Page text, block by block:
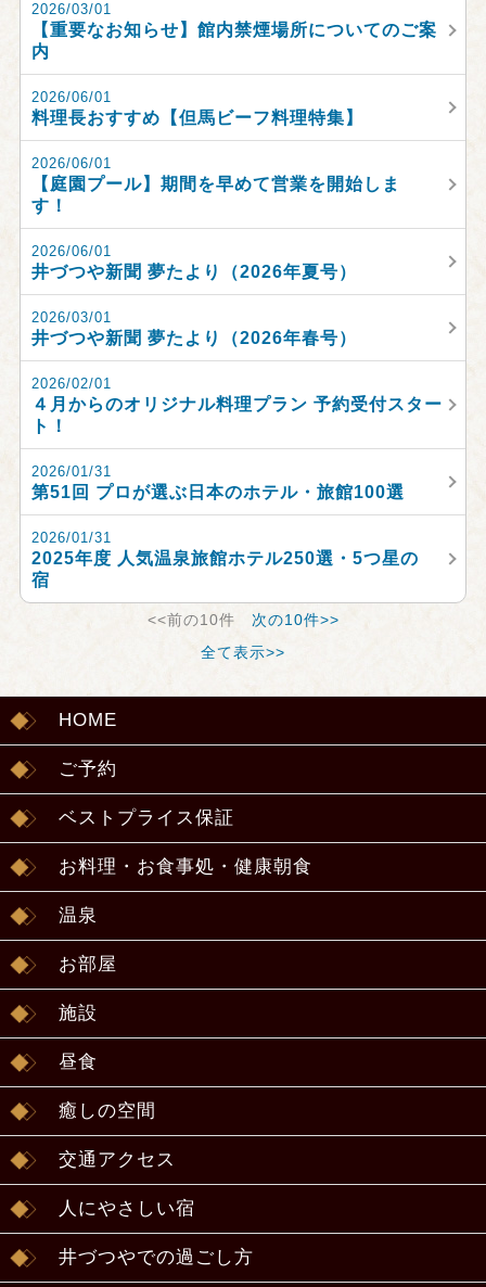
2026/03/01
【重要なお知らせ】館内禁煙場所についてのご案
内
2026/06/01
料理長おすすめ【但馬ビーフ料理特集】
2026/06/01
【庭園プール】期間を早めて営業を開始しま
す！
2026/06/01
井づつや新聞 夢たより（2026年夏号）
2026/03/01
井づつや新聞 夢たより（2026年春号）
2026/02/01
４月からのオリジナル料理プラン 予約受付スター
ト！
2026/01/31
第51回 プロが選ぶ日本のホテル・旅館100選
2026/01/31
2025年度 人気温泉旅館ホテル250選・5つ星の
宿
<<前の10件 次の10件>>
全て表示>>
HOME
ご予約
ベストプライス保証
お料理・お食事処・健康朝食
温泉
お部屋
施設
昼食
癒しの空間
交通アクセス
人にやさしい宿
井づつやでの過ごし方